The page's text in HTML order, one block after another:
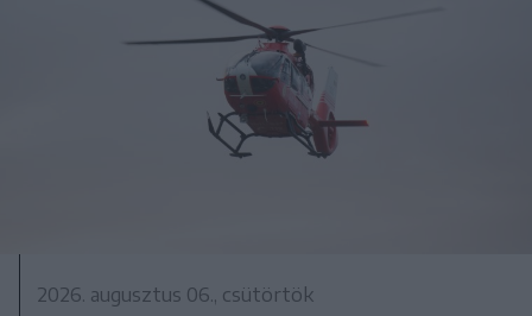
2026. augusztus 06., csütörtök